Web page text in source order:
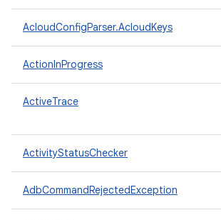
AcloudConfigParser.AcloudKeys
ActionInProgress
ActiveTrace
ActivityStatusChecker
AdbCommandRejectedException